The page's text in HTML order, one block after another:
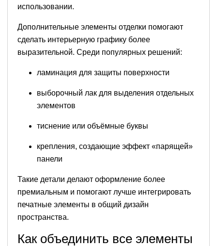
использовании.
Дополнительные элементы отделки помогают
сделать интерьерную графику более
выразительной. Среди популярных решений:
ламинация для защиты поверхности
выборочный лак для выделения отдельных
элементов
тиснение или объёмные буквы
крепления, создающие эффект «парящей»
панели
Такие детали делают оформление более
премиальным и помогают лучше интегрировать
печатные элементы в общий дизайн
пространства.
Как объединить все элементы